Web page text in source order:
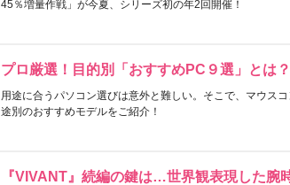
45％増量作戦」が今夏、シリーズ初の年2回開催！
プロ厳選！目的別「おすすめPC９選」とは？
用途に合うパソコン選びは意外と難しい。そこで、マウス
途別のおすすめモデルをご紹介！
『VIVANT』続編の鍵は…世界観表現した腕